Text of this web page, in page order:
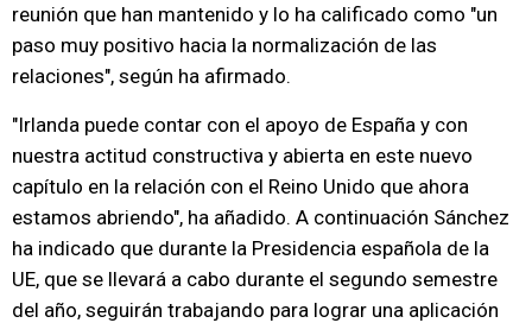
reunión que han mantenido y lo ha calificado como "un
paso muy positivo hacia la normalización de las
relaciones", según ha afirmado.
"Irlanda puede contar con el apoyo de España y con
nuestra actitud constructiva y abierta en este nuevo
capítulo en la relación con el Reino Unido que ahora
estamos abriendo", ha añadido. A continuación Sánchez
ha indicado que durante la Presidencia española de la
UE, que se llevará a cabo durante el segundo semestre
del año, seguirán trabajando para lograr una aplicación